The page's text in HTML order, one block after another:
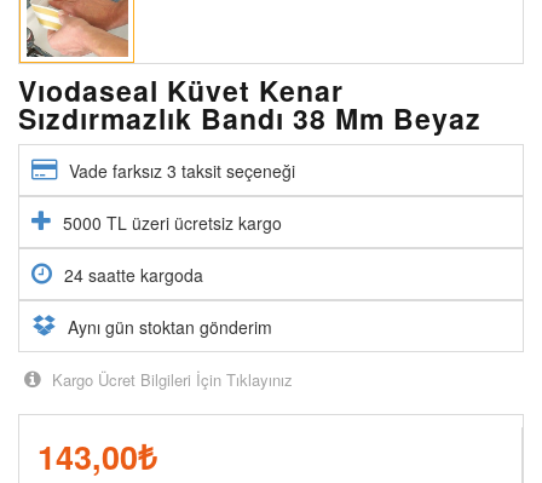
Vıodaseal Küvet Kenar
Sızdırmazlık Bandı 38 Mm Beyaz
Vade farksız 3 taksit seçeneği
5000 TL üzeri ücretsiz kargo
24 saatte kargoda
Aynı gün stoktan gönderim
Kargo Ücret Bilgileri İçin Tıklayınız
143,00₺